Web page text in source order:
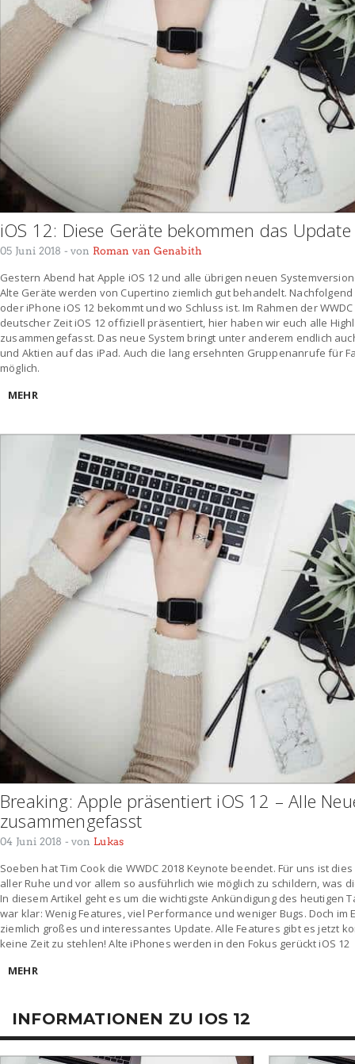
iOS 12: Diese Geräte bekommen das Update
05 Juni 2018 - von Roman van Genabith
Gestern Abend hat Apple iOS 12 und alle übrigen neuen
Alte Geräte werden von Cupertino ziemlich gut behandelt.
oder iPhone iOS 12 bekommt und wo Schluss ist. Im Rahmen der
deutscher Zeit iOS 12 offiziell präsentiert, hier haben wir euch alle
zusammengefasst. Das neue System bringt unter anderem endlich
und Aktien auf das iPad. Auch die lang ersehnten Gruppenanrufe für
möglich.
MEHR
Breaking: Apple präsentiert iOS 12 – Alle
zusammengefasst
04 Juni 2018 - von Lukas
Soeben hat Tim Cook die WWDC 2018 Keynote beendet. Für uns ist
aller Ruhe und vor allem so ausführlich wie möglich zu schildern, was
In diesem Artikel geht es um die wichtigste Ankündigung des heutigen
war klar: Wenig Features, viel Performance und weniger Bugs. Doch im
ziemlich großes und interessantes Update. Alle Features gibt es jetzt
keine Zeit zu stehlen! Alte iPhones werden in den Fokus gerückt iOS 12
MEHR
INFORMATIONEN ZU IOS 12